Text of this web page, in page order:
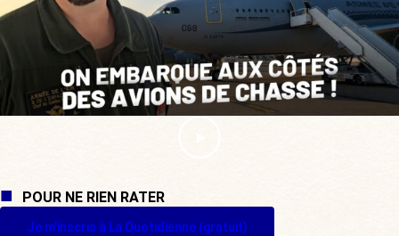
POUR NE RIEN RATER
Je m'inscris à La Quotidienne (gratuit)